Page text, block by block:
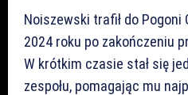
Noiszewski trafił do Pogoni
2024 roku po zakończeniu
W krótkim czasie stał się
zespołu, pomagając mu